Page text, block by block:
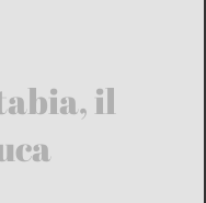
il